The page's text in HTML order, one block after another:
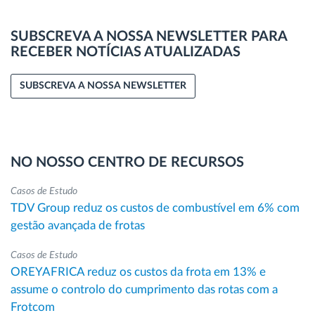
SUBSCREVA A NOSSA NEWSLETTER PARA
RECEBER NOTÍCIAS ATUALIZADAS
SUBSCREVA A NOSSA NEWSLETTER
NO NOSSO CENTRO DE RECURSOS
Casos de Estudo
TDV Group reduz os custos de combustível em 6% com
gestão avançada de frotas
Casos de Estudo
OREYAFRICA reduz os custos da frota em 13% e
assume o controlo do cumprimento das rotas com a
Frotcom